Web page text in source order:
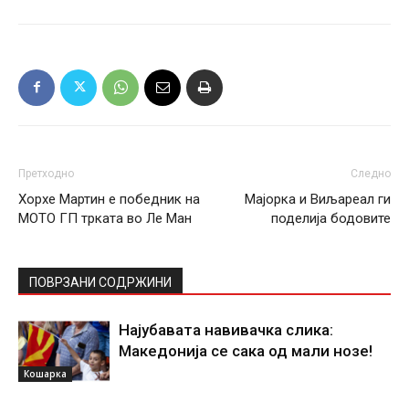
Претходно
Xорхе Мартин е победник на
МОТО ГП трката во Ле Ман
Следно
Мајорка и Виљареал ги
поделија бодовите
ПОВРЗАНИ СОДРЖИНИ
Кошарка
Најубавата навивачка слика:
Македонија се сака од мали нозе!